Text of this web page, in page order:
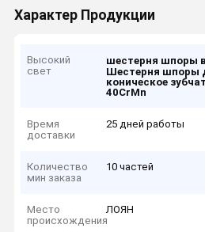
Характер Продукции
Высокий
свет
шестерня шпоры
Шестерня шпоры
коническое
40CrMn
Время
доставки
25 дней работы
Количество
мин заказа
10 частей
Место
происхождения
ЛОЯН